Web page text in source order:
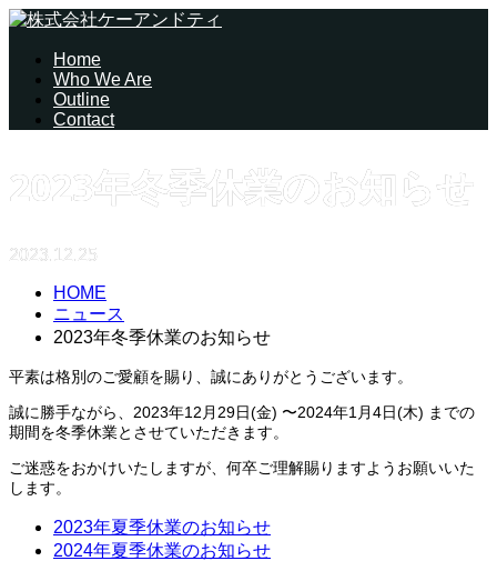
Home
Who We Are
Outline
Contact
2023年冬季休業のお知らせ
2023.12.25
HOME
ニュース
2023年冬季休業のお知らせ
平素は格別のご愛顧を賜り、誠にありがとうございます。
誠に勝手ながら、2023年12月29日(金) 〜2024年1月4日(木) までの
期間を冬季休業とさせていただきます。
ご迷惑をおかけいたしますが、何卒ご理解賜りますようお願いいた
します。
2023年夏季休業のお知らせ
2024年夏季休業のお知らせ